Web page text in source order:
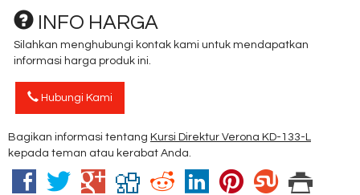
INFO HARGA
Silahkan menghubungi kontak kami untuk mendapatkan
informasi harga produk ini.
Hubungi Kami
Bagikan informasi tentang Kursi Direktur Verona KD-133-L
kepada teman atau kerabat Anda.